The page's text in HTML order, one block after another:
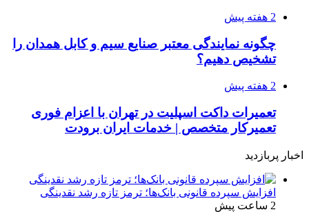
2 هفته پیش
چگونه نمایندگی معتبر صنایع سیم و کابل همدان را
تشخیص دهیم؟
2 هفته پیش
تعمیرات داکت اسپلیت در تهران با اعزام فوری
تعمیرکار متخصص | خدمات ایران برودت
اخبار پربازدید
افزایش سپرده قانونی بانک‌ها؛ ترمز تازه رشد نقدینگی
2 ساعت پیش